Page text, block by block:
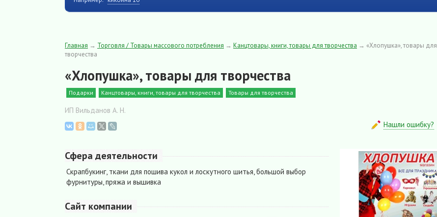
Главная → Торговля / Товары массового потребления → Канцтовары, книги, товары для творчества → «Хлопушка», товары для
творчества
«Хлопушка», товары для творчества
Подарки Канцтовары, книги, товары для творчества Товары для творчества
ИП Вильданов А. Н.
Нашли ошибку?
Сфера деятельности
Скрапбукинг, ткани для пошива кукол и лоскутного шитья, большой выбор
фурнитуры, пряжа и вышивка
Сайт компании